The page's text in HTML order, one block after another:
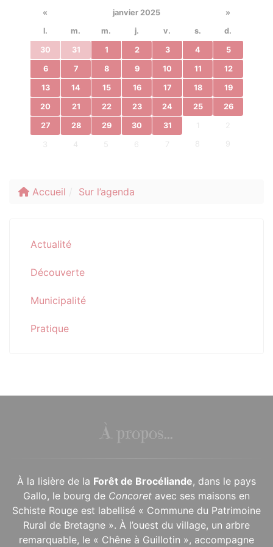
« janvier 2025
»
l.
m. m. j. v. s. d.
30 31 1 2 3 4 5
6 7 8 9 10 11 12
13 14 15 16 17 18 19
20 21 22 23 24 25 26
27 28 29 30 31 2
3 4 5 6 7 8 9
Accueil Sur l’agenda
Actualité
Découverte
Municipalité
Pratique
À propos...
À la lisière de la Forêt de Brocéliande, dans le pays
Gallo, le bourg de Concoret avec ses maisons en
Schiste Rouge est labellisé « Commune du Patrimoine
Rural de Bretagne ». À l’ouest du village, un arbre
remarquable, le « Chêne à Guillotin », accompagne